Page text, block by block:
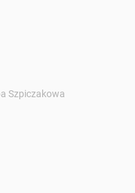
Szpiczakowa